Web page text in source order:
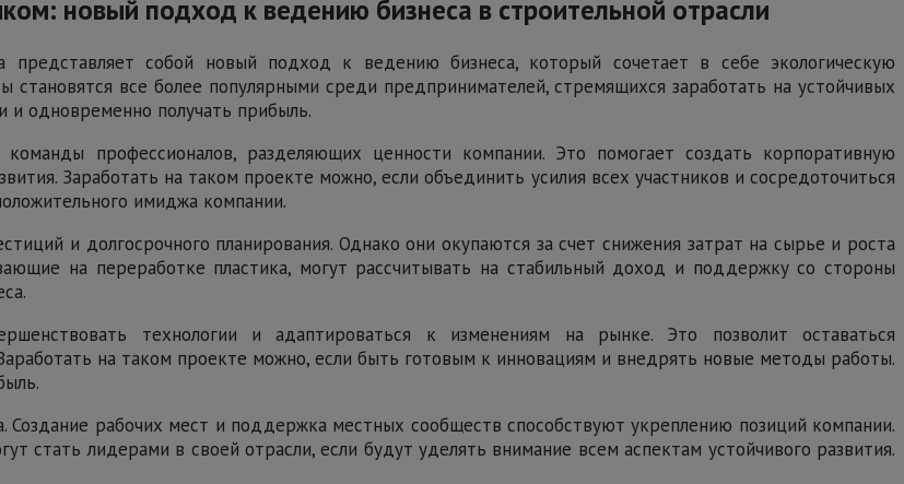
новый подход к ведению бизнеса в строительной отрасли
представляет собой новый подход к ведению бизнеса, который сочетает в себе экологическую
все более популярными среди предпринимателей, стремящихся заработать на устойчивых
и одновременно получать прибыль.
профессионалов, разделяющих ценности компании. Это помогает создать корпоративную
Заработать на таком проекте можно, если объединить усилия всех участников и сосредоточиться
имиджа компании.
и долгосрочного планирования. Однако они окупаются за счет снижения затрат на сырье и роста
на переработке пластика, могут рассчитывать на стабильный доход и поддержку со стороны
технологии и адаптироваться к изменениям на рынке. Это позволит оставаться
на таком проекте можно, если быть готовым к инновациям и внедрять новые методы работы.
рабочих мест и поддержка местных сообществ способствуют укреплению позиций компании.
стать лидерами в своей отрасли, если будут уделять внимание всем аспектам устойчивого развития.